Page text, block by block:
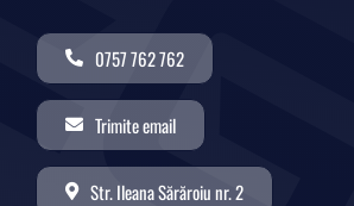
0757 762 762
Trimite email
Str. Ileana Sărăroiu nr. 2